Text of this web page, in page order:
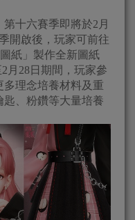
十六賽季即將於2月
開啟後，玩家可前往
紙」製作全新圖紙
2月28日期間，玩家參
理念培養材料及重
、粉鑽等大量培養